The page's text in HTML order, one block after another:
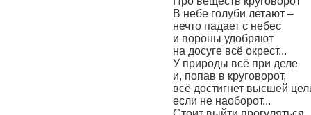
В небе голуби летают –
нечто падает с небес
и вороны удобряют
на досуге всё окрест...
У природы всё при деле
и, попав в круговорот,
всё достигнет высшей
если не наоборот...